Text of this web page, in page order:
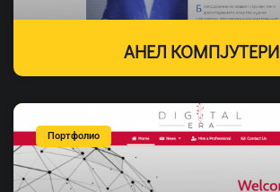
АНЕЛ КОМПЈУТЕРИ
Портфолио